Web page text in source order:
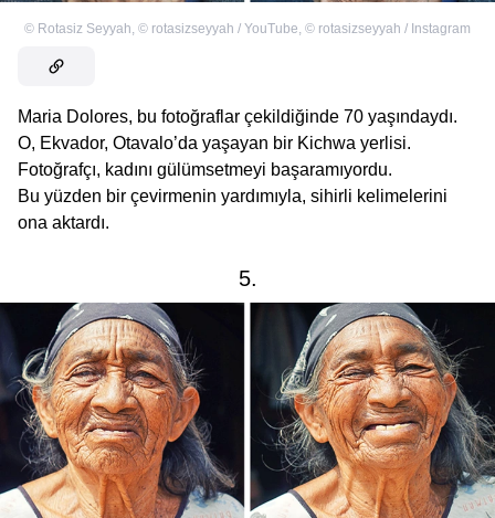
© Rotasiz Seyyah, © rotasizseyyah / YouTube, © rotasizseyyah / Instagram
Maria Dolores, bu fotoğraflar çekildiğinde 70 yaşındaydı.
O, Ekvador, Otavalo’da yaşayan bir Kichwa yerlisi.
Fotoğrafçı, kadını gülümsetmeyi başaramıyordu.
Bu yüzden bir çevirmenin yardımıyla, sihirli kelimelerini
ona aktardı.
5.